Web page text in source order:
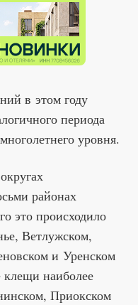
в этом году
периода
уровня.
районах
это происходило
Ветлужском,
и Уренском
наиболее
Приокском